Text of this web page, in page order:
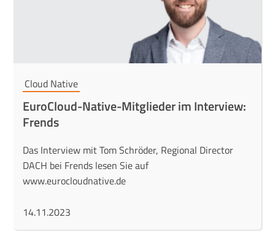
Cloud Native
EuroCloud-Native-Mitglieder im Interview:
Frends
Das Interview mit Tom Schröder, Regional Director
DACH bei Frends lesen Sie auf
www.eurocloudnative.de
14.11.2023